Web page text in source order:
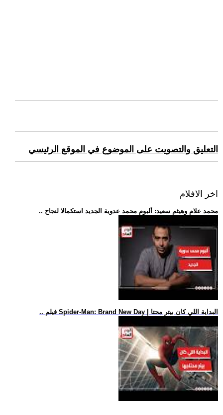
التعليق والتصويت على الموضوع في الموقع الرئيسي
اخر الافلام
.. محمد علام وهيثم سعيد: ألبوم محمد عدوية الجديد استكمالا لنجاح
.. فيلم Spider-Man: Brand New Day | البداية اللي كان بيتر محتا